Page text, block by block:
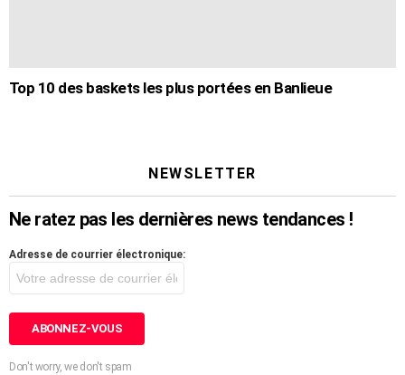
Top 10 des baskets les plus portées en Banlieue
NEWSLETTER
Ne ratez pas les dernières news tendances !
Adresse de courrier électronique:
Don't worry, we don't spam